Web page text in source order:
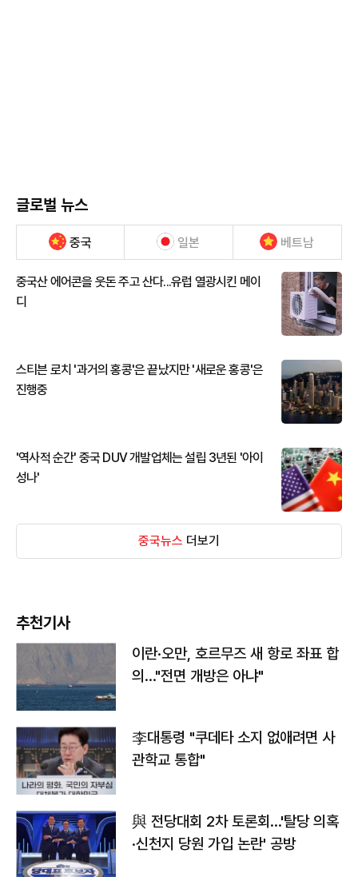
글로벌 뉴스
중국 일본 베트남
중국산 에어콘을 웃돈 주고 산다...유럽 열광시킨 메이
디
스티븐 로치 '과거의 홍콩'은 끝났지만 '새로운 홍콩'은
진행중
'역사적 순간' 중국 DUV 개발업체는 설립 3년된 '아이
성나'
중국뉴스 더보기
추천기사
이란·오만, 호르무즈 새 항로 좌표 합
의…"전면 개방은 아냐"
李대통령 "쿠데타 소지 없애려면 사
관학교 통합"
與 전당대회 2차 토론회…'탈당 의혹
·신천지 당원 가입 논란' 공방